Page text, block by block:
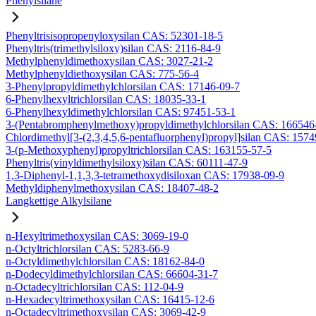
Phenyltrisisopropenyloxysilan CAS: 52301-18-5
Phenyltris(trimethylsiloxy)silan CAS: 2116-84-9
Methylphenyldimethoxysilan CAS: 3027-21-2
Methylphenyldiethoxysilan CAS: 775-56-4
3-Phenylpropyldimethylchlorsilan CAS: 17146-09-7
6-Phenylhexyltrichlorsilan CAS: 18035-33-1
6-Phenylhexyldimethylchlorsilan CAS: 97451-53-1
3-(Pentabromphenylmethoxy)propyldimethylchlorsilan CAS:
Chlordimethyl[3-(2,3,4,5,6-pentafluorphenyl)propyl]silan CAS:
3-(p-Methoxyphenyl)propyltrichlorsilan CAS: 163155-57-5
Phenyltris(vinyldimethylsiloxy)silan CAS: 60111-47-9
1,3-Diphenyl-1,1,3,3-tetramethoxydisiloxan CAS: 17938-09-9
Methyldiphenylmethoxysilan CAS: 18407-48-2
Langkettige Alkylsilane
n-Hexyltrimethoxysilan CAS: 3069-19-0
n-Octyltrichlorsilan CAS: 5283-66-9
n-Octyldimethylchlorsilan CAS: 18162-84-0
n-Dodecyldimethylchlorsilan CAS: 66604-31-7
n-Octadecyltrichlorsilan CAS: 112-04-9
n-Hexadecyltrimethoxysilan CAS: 16415-12-6
n-Octadecyltrimethoxysilan CAS: 3069-42-9